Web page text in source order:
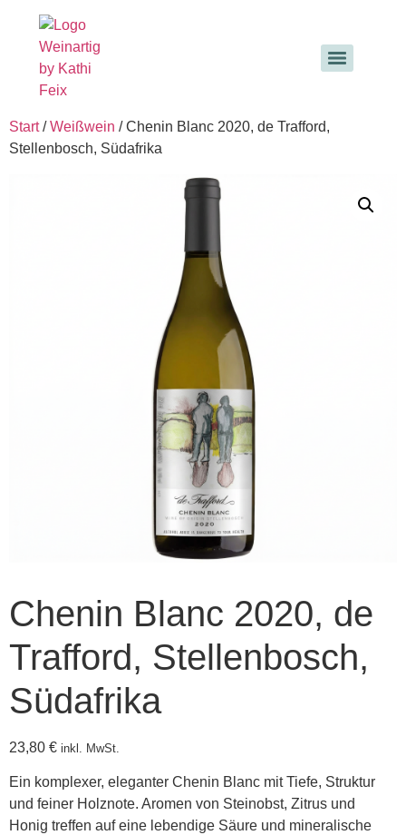
Start/Weißwein / Chenin Blanc 2020, de Trafford,
Stellenbosch, Südafrika
Chenin Blanc 2020, de
Trafford, Stellenbosch,
Südafrika
23,80 € inkl. MwSt.
Ein komplexer, eleganter Chenin Blanc mit Tiefe, Struktur
und feiner Holznote. Aromen von Steinobst, Zitrus und
Honig treffen auf eine lebendige Säure und mineralische